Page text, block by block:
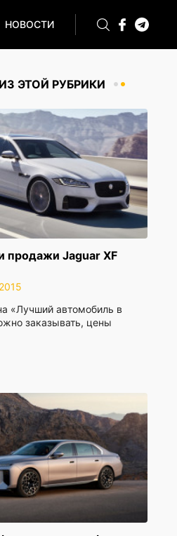
НОВОСТИ
ЭТОЙ РУБРИКИ
продажи Jaguar XF
«Лучший автомобиль в
заказывать, цены